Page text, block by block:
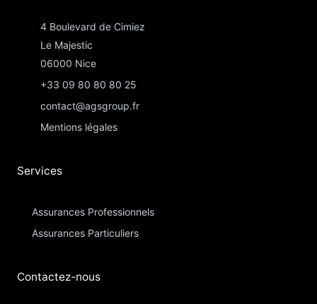
4 Boulevard de Cimiez
Le Majestic
06000 Nice
+33 09 80 80 80 25
contact@agsgroup.fr
Mentions légales
Services
Assurances Professionnels
Assurances Particuliers​
Contactez-nous​